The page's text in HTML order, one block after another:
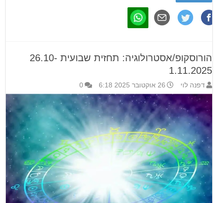
הורוסקופ/אסטרולוגיה: תחזית שבועית 26.10-
1.11.2025
דפנה לוי 26 אוקטובר 2025 6:18 0